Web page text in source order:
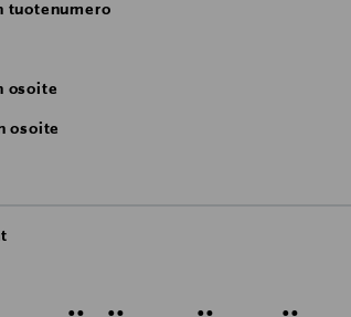
tuotenumero
osoite
osoite